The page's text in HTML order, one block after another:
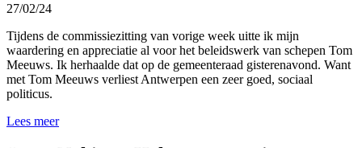
27/02/24
Tijdens de commissiezitting van vorige week uitte ik mijn
waardering en appreciatie al voor het beleidswerk van schepen Tom
Meeuws. Ik herhaalde dat op de gemeenteraad gisterenavond. Want
met Tom Meeuws verliest Antwerpen een zeer goed, sociaal
politicus.
Lees meer